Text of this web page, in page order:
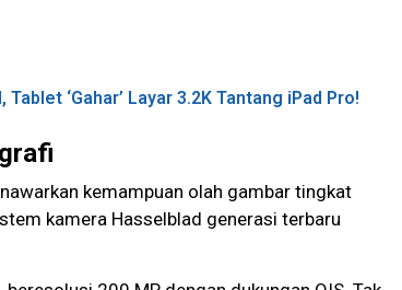
‘Gahar’ Layar 3.2K Tantang iPad Pro!
kemampuan olah gambar tingkat
kamera Hasselblad generasi terbaru